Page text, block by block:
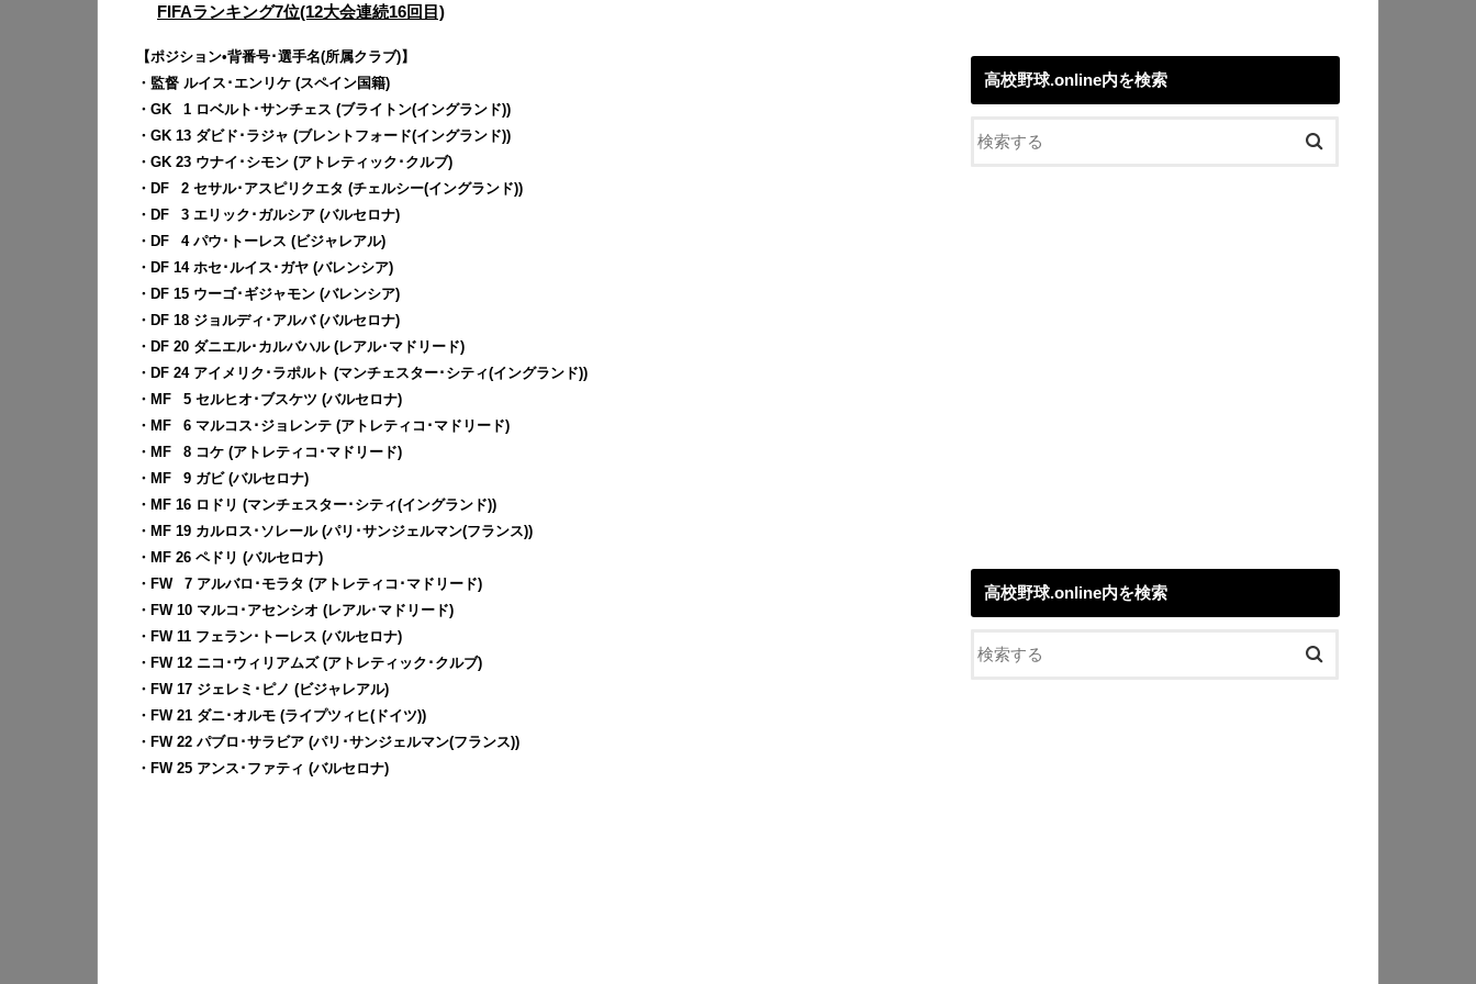
FIFAランキング7位(12大会連続16回目)
【ポジション•背番号･選手名(所属クラブ)】
・監督 ルイス･エンリケ (スペイン国籍)
・GK
1 ロベルト･サンチェス (ブライトン(イングランド))
・GK 13 ダビド･ラジャ (ブレントフォード(イングランド))
・GK 23 ウナイ･シモン (アトレティック･クルブ)
・DF
2 セサル･アスピリクエタ (チェルシー(イングランド))
・DF
3 エリック･ガルシア (バルセロナ)
・DF
4 パウ･トーレス (ビジャレアル)
・DF 14 ホセ･ルイス･ガヤ (バレンシア)
・DF 15 ウーゴ･ギジャモン (バレンシア)
・DF 18 ジョルディ･アルバ (バルセロナ)
・DF 20 ダニエル･カルバハル (レアル･マドリード)
・DF 24 アイメリク･ラポルト (マンチェスター･シティ(イングランド))
・MF
5 セルヒオ･ブスケツ (バルセロナ)
・MF
6 マルコス･ジョレンテ (アトレティコ･マドリード)
・MF
8 コケ (アトレティコ･マドリード)
・MF
9 ガビ (バルセロナ)
・MF 16 ロドリ (マンチェスター･シティ(イングランド))
・MF 19 カルロス･ソレール (パリ･サンジェルマン(フランス))
・MF 26 ペドリ (バルセロナ)
・FW0
7 アルバロ･モラタ (アトレティコ･マドリード)
・FW 10 マルコ･アセンシオ (レアル･マドリード)
・FW 11 フェラン･トーレス (バルセロナ)
・FW 12 ニコ･ウィリアムズ (アトレティック･クルブ)
・FW 17 ジェレミ･ピノ (ビジャレアル)
・FW 21 ダニ･オルモ (ライプツィヒ(ドイツ))
・FW 22 パブロ･サラビア (パリ･サンジェルマン(フランス))
・FW 25 アンス･ファティ (バルセロナ)
高校野球.online内を検索
高校野球.online内を検索